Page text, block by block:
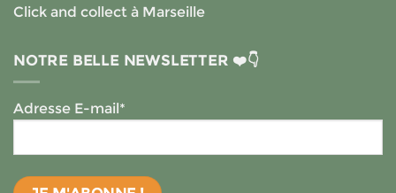
Click and collect à Marseille
NOTRE BELLE NEWSLETTER ❤️👇
Adresse E-mail*